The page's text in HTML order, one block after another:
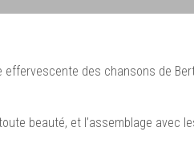
des chansons de
beauté, et l’assemblage avec